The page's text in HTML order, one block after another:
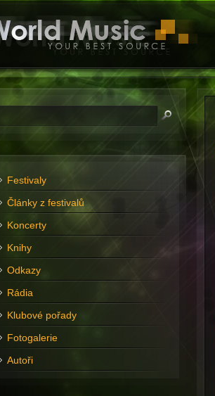
Festivaly
Články z festivalů
Koncerty
Knihy
Odkazy
Rádia
Klubové pořady
Fotogalerie
Autoři